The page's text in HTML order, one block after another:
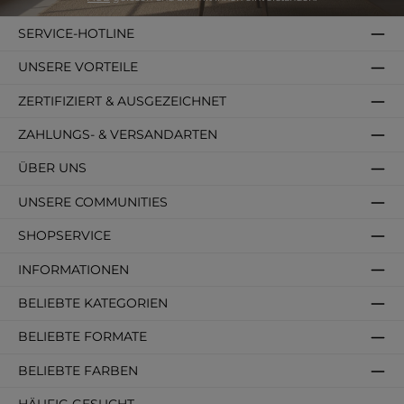
SERVICE-HOTLINE
SHOPSERVICE
INFORMATIONEN
BELIEBTE KATEGORIEN
BELIEBTE FORMATE
BELIEBTE FARBEN
ZAHLUNGS- & VERSANDARTEN
ÜBER UNS
ZERTIFIZIERT & AUSGEZEICHNET
UNSERE VORTEILE
UNSERE COMMUNITIES